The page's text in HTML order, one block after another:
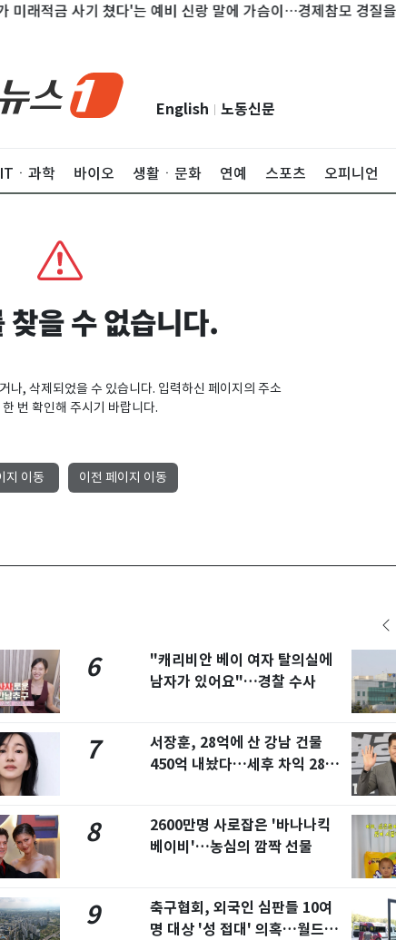
래적금 사기 쳤다'는 예비 신랑 말에 가슴이…경제참모 경질을"
English 노동신문
ITㆍ과학 바이오 생활ㆍ문화 연예 스포츠 오피니언
찾을 수 없습니다.
나, 삭제되었을 수 있습니다. 입력하신 페이지의 주소
번 확인해 주시기 바랍니다.
지 이동 이전 페이지 이동
6
"캐리비안 베이 여자 탈의실에
남자가 있어요"…경찰 수사
7
서장훈, 28억에 산 강남 건물
450억 내놨다…세후 차익 280
8
2600만명 사로잡은 '바나나킥
베이비'…농심의 깜짝 선물
9
축구협회, 외국인 심판들 10여
명 대상 '성 접대' 의혹…월드컵